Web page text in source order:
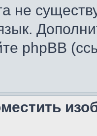
не
phpBB